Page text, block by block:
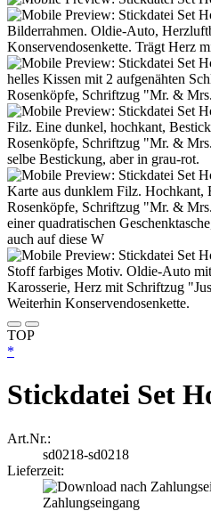
TOP
*
Stickdatei Set
Art.Nr.:
sd0218-sd0218
Lieferzeit:
Zahlungseingang